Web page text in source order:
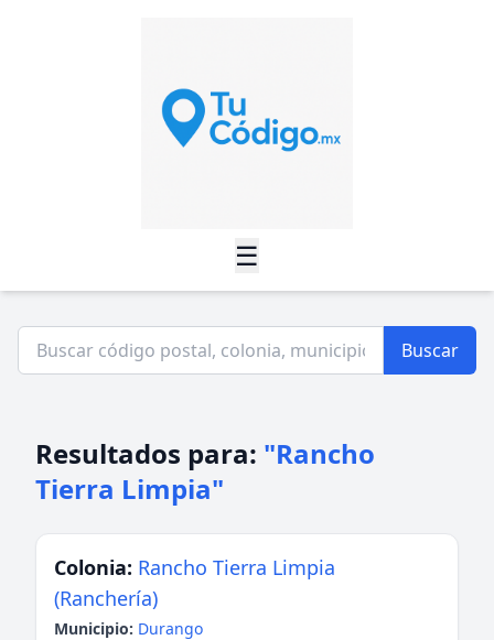
☰
Buscar
Resultados para: "Rancho
Tierra Limpia"
Colonia: Rancho Tierra Limpia
(Ranchería)
Municipio: Durango